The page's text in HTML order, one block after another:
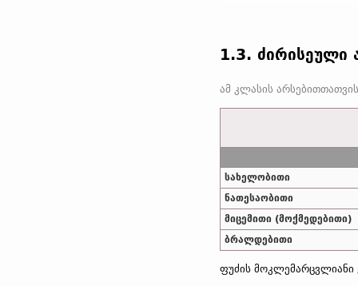
1.3. ძირისეული
სახელობითი
ნათესაობითი
მიცემითი (მოქმედებითი)
ბრალდებითი
ფუძის მოკლემარცვლიანი